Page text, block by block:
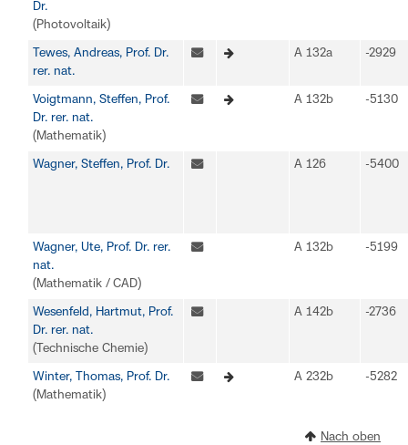
Dr.
(Photovoltaik)
Tewes, Andreas, Prof. Dr.
rer. nat.
A 132a -2929
Voigtmann, Steffen, Prof.
Dr. rer. nat.
(Mathematik)
A 132b -5130
Wagner, Steffen, Prof. Dr. A 126 -5400
Wagner, Ute, Prof. Dr. rer.
nat.
(Mathematik / CAD)
A 132b -5199
Wesenfeld, Hartmut, Prof.
Dr. rer. nat.
(Technische Chemie)
A 142b -2736
Winter, Thomas, Prof. Dr.
(Mathematik)
A 232b -5282
Nach oben